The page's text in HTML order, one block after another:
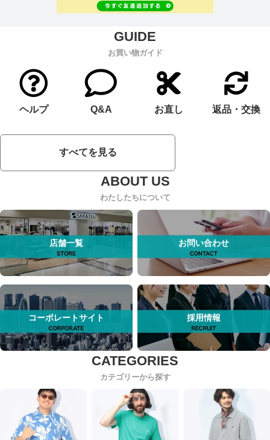
お買い物ガイド
ヘルプ Q&A お直し 返品・交換
すべてを見る
わたしたちについて
店舗一覧 お問い合わせ
コーポレートサイト 採用情報
カテゴリーから探す